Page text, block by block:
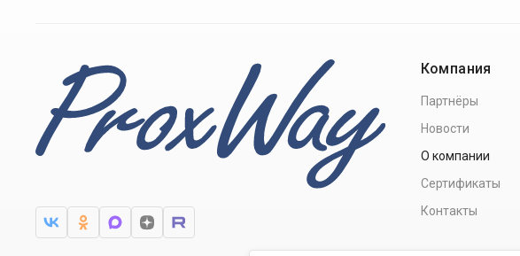
Компания
Партнёры
Новости
О компании
Сертификаты
Контакты